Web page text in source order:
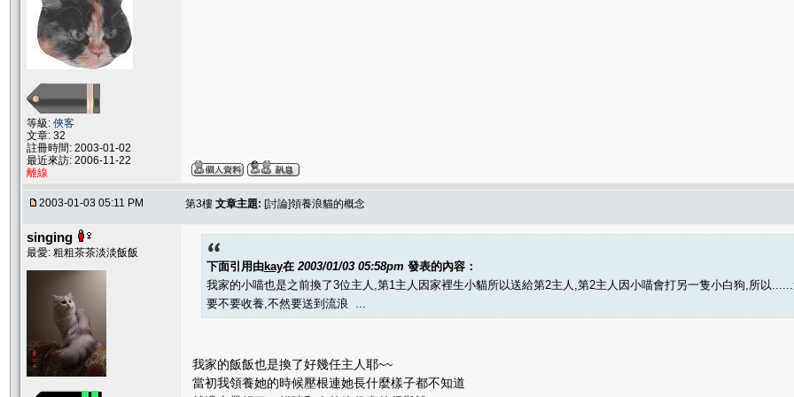
等級: 俠客
文章: 32
註冊時間: 2003-01-02
最近來訪: 2006-11-22
離線
2003-01-03 05:11 PM 第3樓 文章主題: [討論]領養浪貓的概念
singing
最愛: 粗粗茶茶淡淡飯飯
下面引用由kay在 2003/01/03 05:58pm 發表的內容：
我家的小喵也是之前換了3位主人,第1主人因家裡生小貓所以送給第2主人,第2主人因小喵會打另一隻小白狗,所以
要不要收養,不然要送到流浪 ...
我家的飯飯也是換了好幾任主人耶~~
當初我領養她的時候壓根連她長什麼樣子都不知道